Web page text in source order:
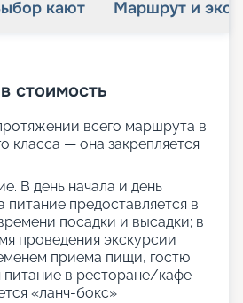
кают Маршрут и
стоимость
всего маршрута в
класса — она закрепляется
В день начала и день
питание предоставляется в
посадки и высадки; в
проведения экскурсии
приема пищи, гостю
питание в ресторане/кафе
«ланч-бокс»